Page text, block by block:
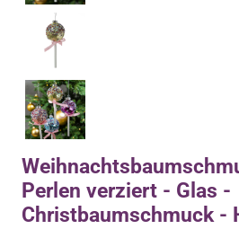
Perlen verziert - Glas -
Christbaumschmuck -